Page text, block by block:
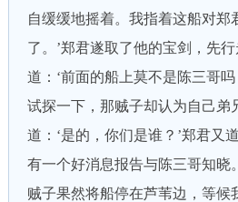
自缓缓地摇着。我指着这船对郑
了。’郑君遂取了他的宝剑，先
道：‘前面的船上莫不是陈三哥
试探一下，那贼子却认为自己弟
道：‘是的，你们是谁？’郑君又
有一个好消息报告与陈三哥知晓
贼子果然将船停在芦苇边，等候